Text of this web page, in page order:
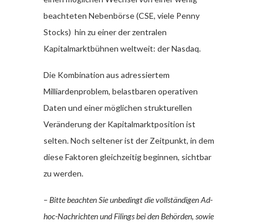
beachteten Nebenbörse (CSE, viele Penny
Stocks) hin zu einer der zentralen
Kapitalmarktbühnen weltweit: der Nasdaq.
Die Kombination aus adressiertem
Milliardenproblem, belastbaren operativen
Daten und einer möglichen strukturellen
Veränderung der Kapitalmarktposition ist
selten. Noch seltener ist der Zeitpunkt, in dem
diese Faktoren gleichzeitig beginnen, sichtbar
zu werden.
– Bitte beachten Sie unbedingt die vollständigen Ad-
hoc-Nachrichten und Filings bei den Behörden, sowie